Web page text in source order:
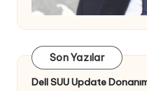
Son Yazılar
Dell SUU Update